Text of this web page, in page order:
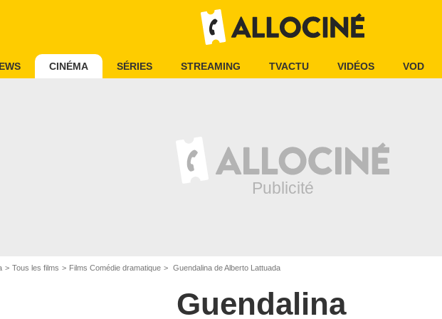
CINÉMA SÉRIES STREAMING TVACTU VIDÉOS VOD
Tous les films Films Comédie dramatique Guendalina de Alberto Lattuada
Guendalina